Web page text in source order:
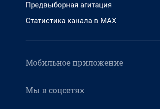
Предвыборная агитация
Статистика канала в MAX
Мобильное приложение
Мы в соцсетях